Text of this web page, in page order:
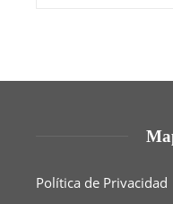
Política de Privacidad